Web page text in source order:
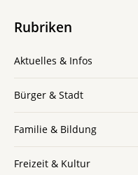
Rubriken
Aktuelles & Infos
Bürger & Stadt
Familie & Bildung
Freizeit & Kultur